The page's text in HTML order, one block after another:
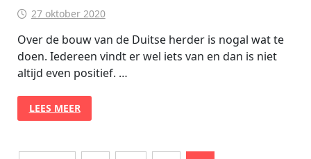
27 oktober 2020
Over de bouw van de Duitse herder is nogal wat te
doen. Iedereen vindt er wel iets van en dan is niet
altijd even positief. …
BOUW
VAN
DUITSE
ONDERZOEK
LEES MEER